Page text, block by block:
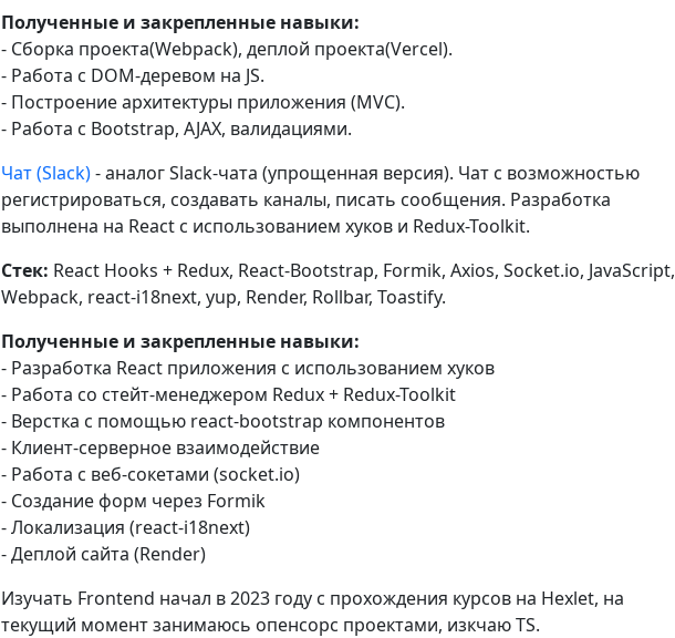
Полученные и закрепленные навыки:
- Сборка проекта(Webpack), деплой проекта(Vercel).
- Работа с DOM-деревом на JS.
- Построение архитектуры приложения (MVC).
- Работа с Bootstrap, AJAX, валидациями.
Чат (Slack)- аналог Slack-чата (упрощенная версия). Чат с возможностью
регистрироваться, создавать каналы, писать сообщения. Разработка
выполнена на React с использованием хуков и Redux-Toolkit.
Стек: React Hooks + Redux, React-Bootstrap, Formik, Axios, Socket.io, JavaScript,
Webpack, react-i18next, yup, Render, Rollbar, Toastify.
Полученные и закрепленные навыки:
- Разработка React приложения с использованием хуков
- Работа со стейт-менеджером Redux + Redux-Toolkit
- Верстка с помощью react-bootstrap компонентов
- Клиент-серверное взаимодействие
- Работа с веб-сокетами (socket.io)
- Создание форм через Formik
- Локализация (react-i18next)
- Деплой сайта (Render)
Изучать Frontend начал в 2023 году с прохождения курсов на Hexlet, на
текущий момент занимаюсь опенсорс проектами, изкчаю TS.